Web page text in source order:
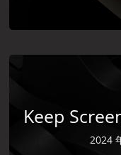
Keep
2024